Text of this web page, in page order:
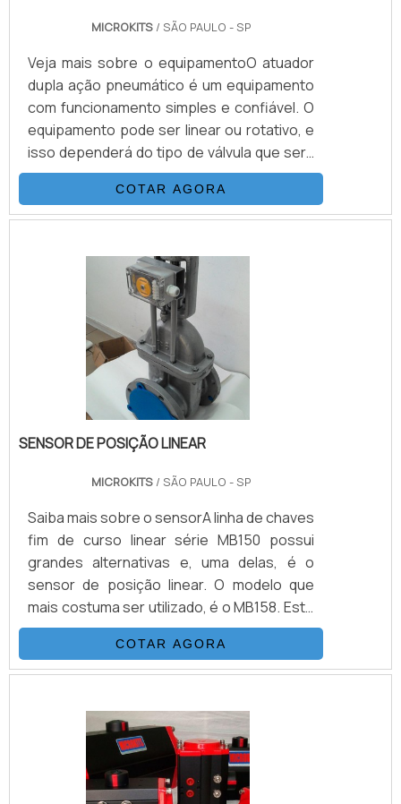
MICROKITS/ SÃO PAULO - SP
Veja mais sobre o equipamentoO atuador
dupla ação pneumático é um equipamento
com funcionamento simples e confiável. O
equipamento pode ser linear ou rotativo, e
isso dependerá do tipo de válvula que será
aplicado. Seu acionamento é feito por uma
alimentação por ar comprimido, tanto nos
sentidos de fechamentos quanto de
pneumático simples ação, que usa molas
na sua parte interior, acionando em um dos
sentidos, sem a necessidade do ar
induzido.Benefícios oferecid.
COTAR AGORA
SENSOR DE POSIÇÃO LINEAR
MICROKITS/ SÃO PAULO - SP
Saiba mais sobre o sensorA linha de chaves
fim de curso linear série MB150 possui
grandes alternativas e, uma delas, é o
sensor de posição linear. O modelo que
mais costuma ser utilizado, é o MB158. Este
modelo é composto por: Três fios, na
tensão 10 a 30 Vcc; Curso de acionamento
de até 30 mm na versão padrão; Ou curso
MB158L.Indicações do sensor de posição
linearPara cursos maiores, que são
superiores a 70 mm, é indicado o uso do
sensor posição linear no modelo MB608 (.
COTAR AGORA